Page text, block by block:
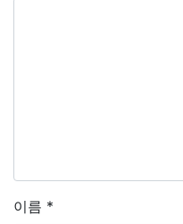
이름 *